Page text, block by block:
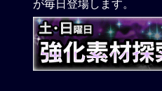
が毎日登場します。